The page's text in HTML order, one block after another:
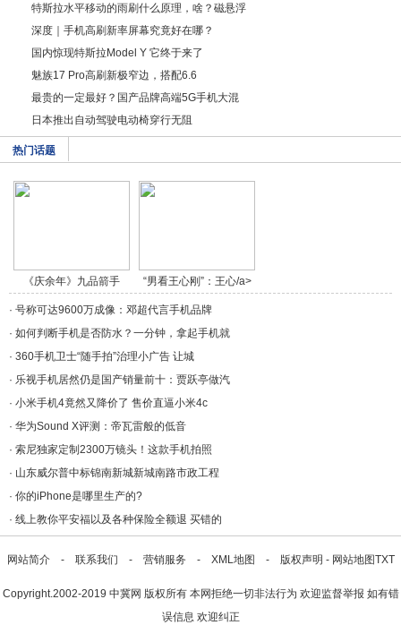
特斯拉水平移动的雨刷什么原理，啥？磁悬浮
深度｜手机高刷新率屏幕究竟好在哪？
国内惊现特斯拉Model Y 它终于来了
魅族17 Pro高刷新极窄边，搭配6.6
最贵的一定最好？国产品牌高端5G手机大混
日本推出自动驾驶电动椅穿行无阻
热门话题
《庆余年》九品箭手
“男看王心刚”：王心/a>
· 号称可达9600万成像：邓超代言手机品牌
· 如何判断手机是否防水？一分钟，拿起手机就
· 360手机卫士“随手拍”治理小广告 让城
· 乐视手机居然仍是国产销量前十：贾跃亭做汽
· 小米手机4竟然又降价了 售价直逼小米4c
· 华为Sound X评测：帝瓦雷般的低音
· 索尼独家定制2300万镜头！这款手机拍照
· 山东威尔普中标锦南新城新城南路市政工程
· 你的iPhone是哪里生产的?
· 线上教你平安福以及各种保险全额退 买错的
网站简介- 联系我们 - 营销服务 - XML地图 - 版权声明 - 网站地图TXT
Copyright.2002-2019 中冀网 版权所有 本网拒绝一切非法行为 欢迎监督举报 如有错
误信息 欢迎纠正